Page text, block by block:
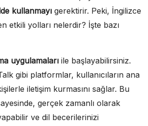
kullanmayı gerektirir. Peki, İngilizce
etkili yolları nelerdir? İşte bazı
uygulamaları ile başlayabilirsiniz.
gibi platformlar, kullanıcıların ana
iletişim kurmasını sağlar. Bu
gerçek zamanlı olarak
ve dil becerilerinizi